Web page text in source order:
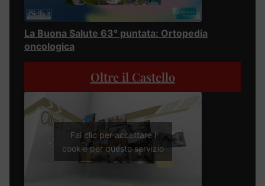
La Buona Salute 63° puntata: Ortopedia
oncologica
Oltre il Castello
Fai clic per accettare i
cookie per questo servizio